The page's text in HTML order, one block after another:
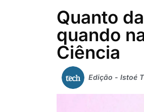
Quanto
quando
Ciência
Edição - Istoé